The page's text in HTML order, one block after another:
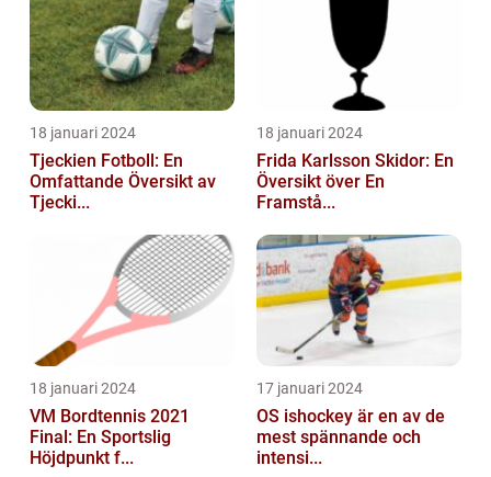
18 januari 2024
Tjeckien Fotboll: En
Omfattande Översikt av
Tjecki...
18 januari 2024
Frida Karlsson Skidor: En
Översikt över En
Framstå...
18 januari 2024
VM Bordtennis 2021
Final: En Sportslig
Höjdpunkt f...
17 januari 2024
OS ishockey är en av de
mest spännande och
intensi...